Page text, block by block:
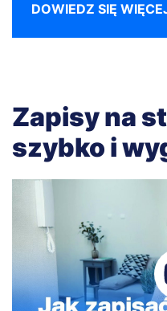
DOWIEDZ SIĘ
Zapisy na
szybko i